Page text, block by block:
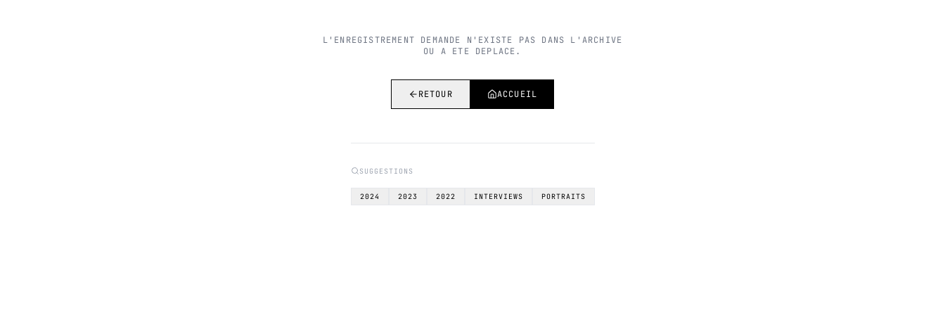
L'ENREGISTREMENT DEMANDE N'EXISTE PAS DANS L'ARCHIVE
OU A ETE DEPLACE.
RETOUR ACCUEIL
SUGGESTIONS
2024 2023 2022 INTERVIEWS PORTRAITS